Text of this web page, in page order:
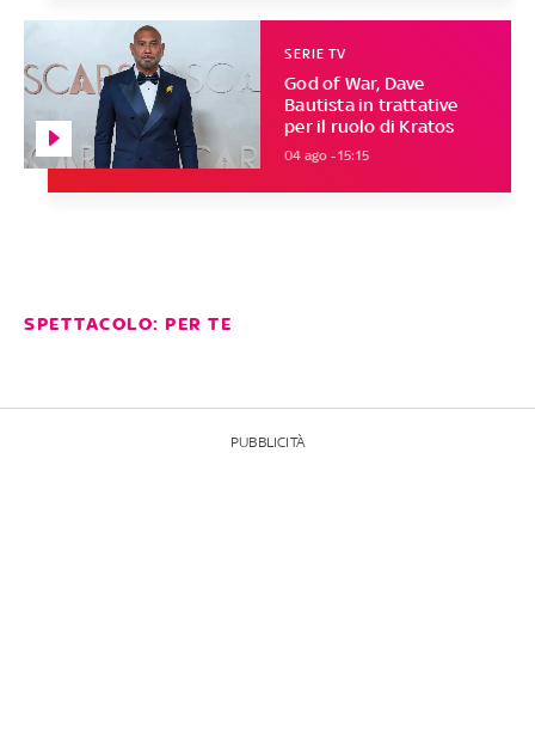
God of War, Dave
Bautista in trattative
per il ruolo di Kratos
SERIE TV
04 ago - 15:15
SPETTACOLO: PER TE
PUBBLICITÀ